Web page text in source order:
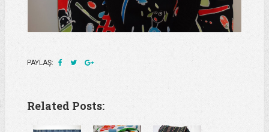
PAYLAŞ:
Related Posts: